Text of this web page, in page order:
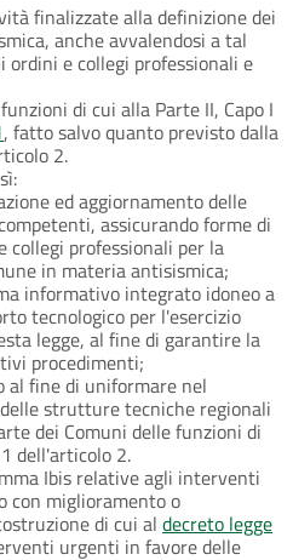
finalizzate alla definizione dei
anche avvalendosi a tal
ordini e collegi professionali e
di cui alla Parte II, Capo I
, fatto salvo quanto previsto dalla
2.
ed aggiornamento delle
assicurando forme di
collegi professionali per la
in materia antisismica;
informativo integrato idoneo a
tecnologico per l'esercizio
legge, al fine di garantire la
procedimenti;
al fine di uniformare nel
strutture tecniche regionali
dei Comuni delle funzioni di
dell'articolo 2.
Ibis relative agli interventi
con miglioramento o
di cui al decreto legge
urgenti in favore delle